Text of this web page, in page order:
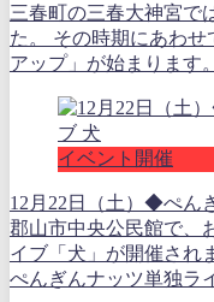
三春町の三春大神宮で
た。 その時期にあわせ
アップ」が始まります
イベント開催
12月22日（土）◆ぺん
郡山市中央公民館で、
イブ「犬」が開催され
ぺんぎんナッツ単独ラ